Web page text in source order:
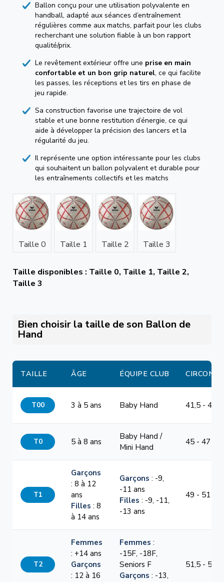
Ballon conçu pour une utilisation polyvalente en
handball, adapté aux séances d’entraînement
régulières comme aux matchs, parfait pour les clubs
recherchant une solution fiable à un bon rapport
qualité/prix.
Le revêtement extérieur offre une prise en main
confortable et un bon grip naturel, ce qui facilite
les passes, les réceptions et les tirs en phase de
jeu rapide.
Sa construction favorise une trajectoire de vol
stable et une bonne restitution d’énergie, ce qui
aide à développer la précision des lancers et la
régularité du jeu.
Il représente une option intéressante pour les clubs
qui souhaitent un ballon polyvalent et durable pour
les entraînements collectifs et les matchs
Taille 0 Taille 1 Taille 2 Taille 3
Taille disponibles : Taille 0, Taille 1, Taille 2,
Taille 3
Bien choisir la taille de son Ballon de
Hand
TAILLE ÂGE ÉQUIPE CLUB
T00 3 à 5 ans Baby Hand 41,5 - 44
T0 5 à 8 ans
Baby Hand /
Mini Hand
45 - 47 cm
T1
Garçons
: 8 à 12
ans
Filles : 8
à 14 ans
Garçons : -9,
-11 ans
Filles : -9, -11,
-13 ans
49 - 51 cm
T2
Femmes
: +14 ans
Garçons
: 12 à 16
Femmes :
-15F, -18F,
Seniors F
Garçons : -13,
51,5 -